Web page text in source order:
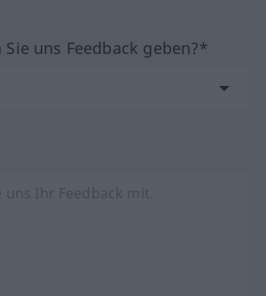
uns Feedback geben?*